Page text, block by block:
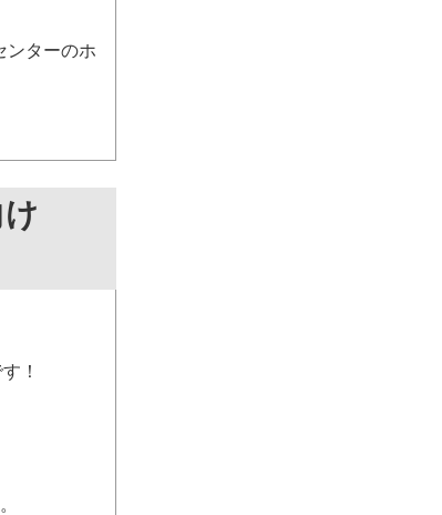
ンターのホ
！